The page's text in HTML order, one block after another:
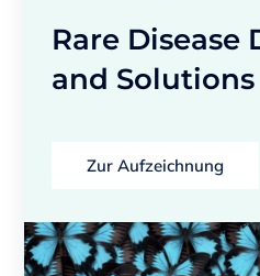
Rare Disease
and Solutions
Zur Aufzeichnung